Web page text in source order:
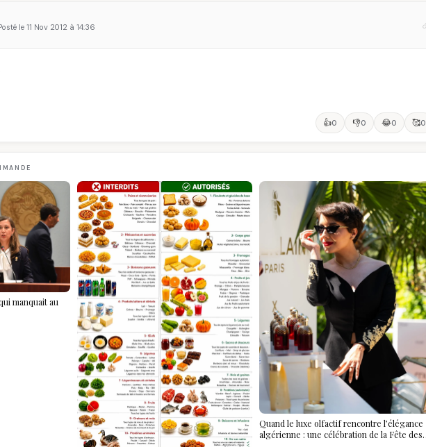
le 11 Nov 2012 à 14:36
👍0 👎0 😂0 🥰0
manquait au
Quand le luxe olfactif rencontre l’élégance
algérienne : une célébration de la Fête des